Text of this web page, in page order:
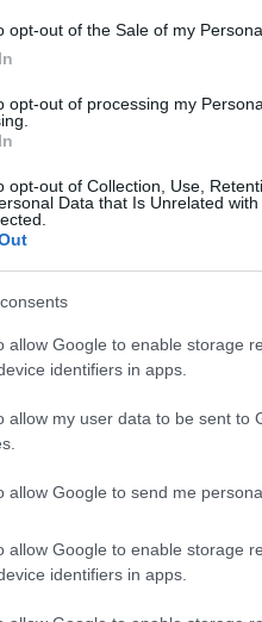
opt-out of the Sale of my
opt-out of processing my
opt-out of Collection, Use,
Data that Is Unrelated
allow Google to enable storage
identifiers in apps.
allow my user data to be sent to
allow Google to send me
allow Google to enable storage
identifiers in apps.
non è facile. Da un
che attirano
“benefica per
di grande potenziale
rispondere
calciatore di 21
fratello Iñaki, che con